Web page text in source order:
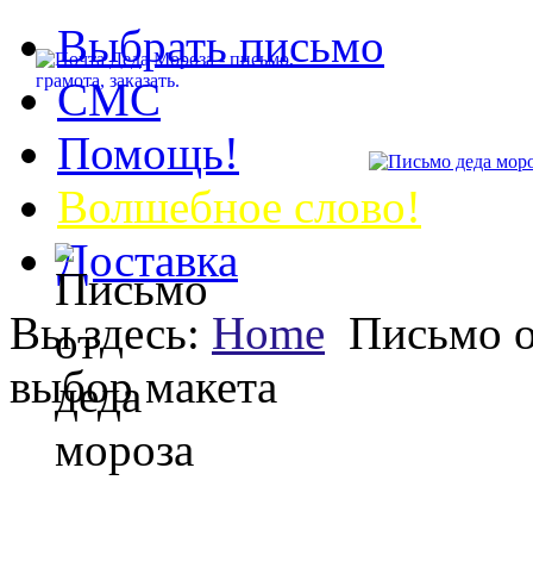
Выбрать письмо
СМС
Помощь!
Волшебное слово!
Доставка
Вы здесь: Home Письмо
выбор макета